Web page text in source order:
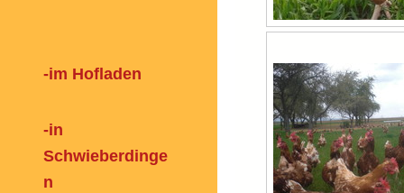
-im Hofladen
-in
Schwieberdinge
n